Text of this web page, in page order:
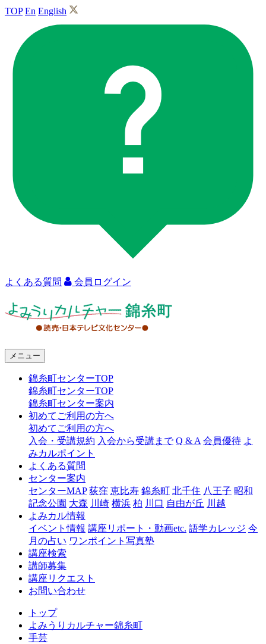
TOP En English
よくある質問 会員ログイン
ャ
糸
メニュー
錦糸町センターTOP
錦糸町センターTOP
錦糸町センター案内
初めてご利用の方へ
初めてご利用の方へ
入会・受講規約 入会から受講まで Q & A 会員優待 よ
みカルポイント
よくある質問
センター案内
センターMAP 荻窪 恵比寿 錦糸町 北千住 八王子 昭和
記念公園 大森 川崎 横浜 柏 川口 自由が丘 川越
よみカル情報
イベント情報 講座リポート・動画etc. 語学カレッジ 今
月の占い ワンポイント写真塾
講座検索
講師募集
講座リクエスト
お問い合わせ
トップ
よみうりカルチャー錦糸町
手芸